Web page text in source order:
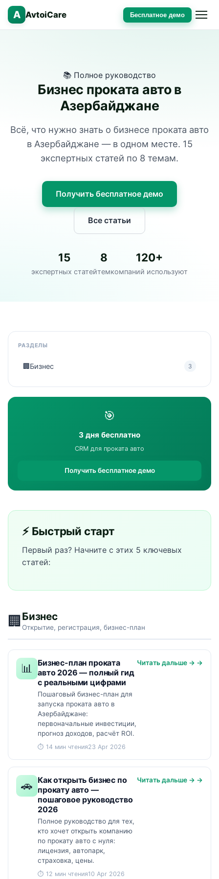
A AvtoiCare Бесплатное демо
📚 Полное руководство
Бизнес проката авто в
Азербайджане
Всё, что нужно знать о бизнесе проката авто
в Азербайджане — в одном месте. 15
экспертных статей по 8 темам.
Получить бесплатное демо
Все статьи
15
экспертных статей
8
тем
120+
компаний используют
РАЗДЕЛЫ
🏢Бизнес 3
🎯
3 дня бесплатно
CRM для проката авто
Получить бесплатное демо
⚡ Быстрый старт
Первый раз? Начните с этих 5 ключевых
статей:
🏢 Бизнес
Открытие, регистрация, бизнес-план
📊
Бизнес-план проката
авто 2026 — полный гид
с реальными цифрами
Пошаговый бизнес-план для
запуска проката авто в
Азербайджане:
первоначальные инвестиции,
прогноз доходов, расчёт ROI.
⏱ 14 мин чтения23 Apr 2026
Читать дальше → →
🚗 Как открыть бизнес по
прокату авто —
пошаговое руководство
2026
Полное руководство для тех,
кто хочет открыть компанию
по прокату авто с нуля:
лицензия, автопарк,
страховка, цены.
⏱ 12 мин чтения10 Apr 2026
Читать дальше → →